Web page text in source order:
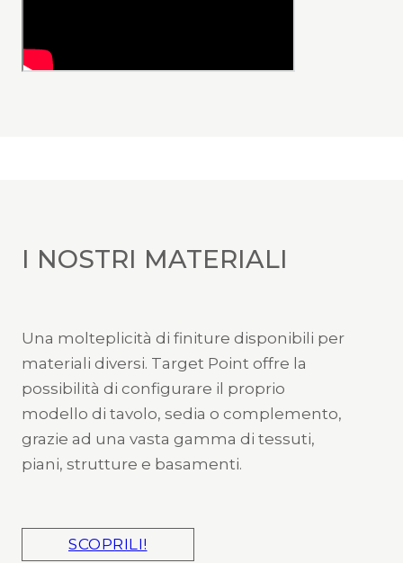
I NOSTRI MATERIALI
Una molteplicità di finiture disponibili per
materiali diversi. Target Point offre la
possibilità di configurare il proprio
modello di tavolo, sedia o complemento,
grazie ad una vasta gamma di tessuti,
piani, strutture e basamenti.
SCOPRILI!